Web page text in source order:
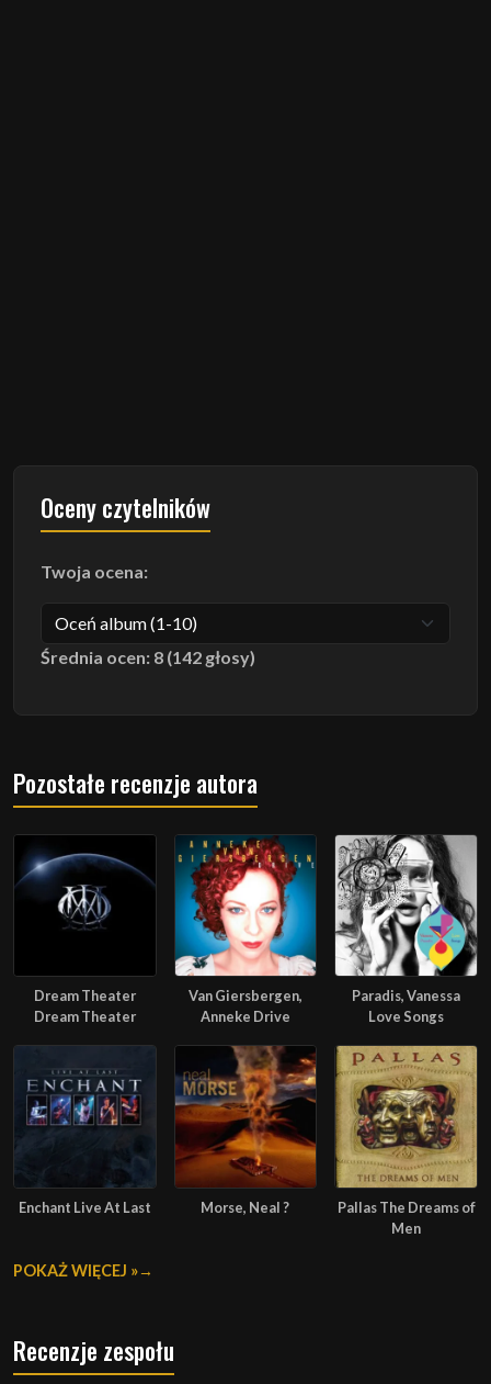
Oceny czytelników
Twoja ocena:
Średnia ocen: 8 (142 głosy)
Pozostałe recenzje autora
Dream Theater
Dream Theater
Van Giersbergen,
Anneke Drive
Paradis, Vanessa
Love Songs
Enchant Live At Last Morse, Neal ?
Pallas The Dreams of
Men
POKAŻ WIĘCEJ »
Recenzje zespołu